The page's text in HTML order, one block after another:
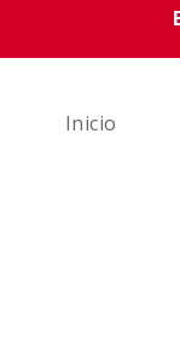
Inicio